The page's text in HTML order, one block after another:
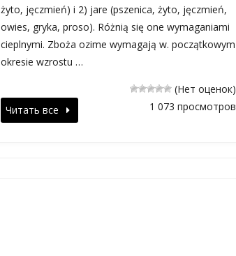
żyto, jęczmień) i 2) jare (pszenica, żyto, jęczmień,
owies, gryka, proso). Różnią się one wymaganiami
cieplnymi. Zboża ozime wymagają w. początkowym
okresie wzrostu …
(Нет оценок)
1 073 просмотров
Читать все